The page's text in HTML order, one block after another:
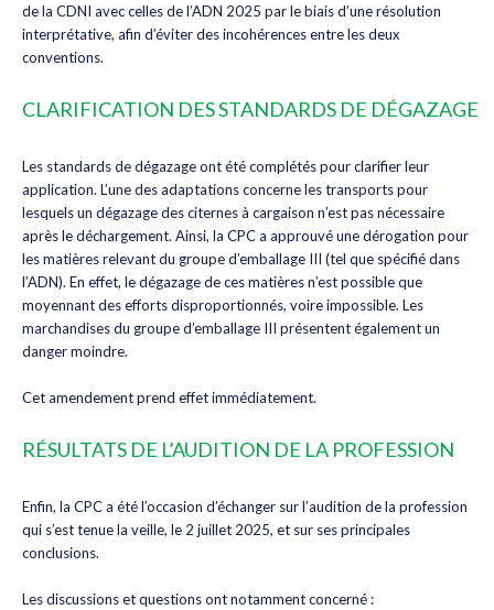
de la CDNI avec celles de l’ADN 2025 par le biais d’une résolution
interprétative, afin d’éviter des incohérences entre les deux
conventions.
CLARIFICATION DES STANDARDS DE DÉGAZAGE
Les standards de dégazage ont été complétés pour clarifier leur
application. L’une des adaptations concerne les transports pour
lesquels un dégazage des citernes à cargaison n’est pas nécessaire
après le déchargement. Ainsi, la CPC a approuvé une dérogation pour
les matières relevant du groupe d’emballage III (tel que spécifié dans
l’ADN). En effet, le dégazage de ces matières n’est possible que
moyennant des efforts disproportionnés, voire impossible. Les
marchandises du groupe d’emballage III présentent également un
danger moindre.
Cet amendement prend effet immédiatement.
RÉSULTATS DE L’AUDITION DE LA PROFESSION
Enfin, la CPC a été l’occasion d’échanger sur l’audition de la profession
qui s’est tenue la veille, le 2 juillet 2025, et sur ses principales
conclusions.
Les discussions et questions ont notamment concerné :